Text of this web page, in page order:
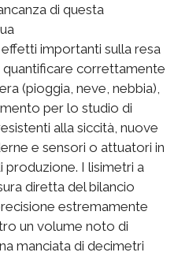
di questa
importanti sulla resa
correttamente
(pioggia, neve, nebbia),
per lo studio di
alla siccità, nuove
e sensori o attuatori in
I lisimetri a
diretta del bilancio
estremamente
un volume noto di
manciata di decimetri